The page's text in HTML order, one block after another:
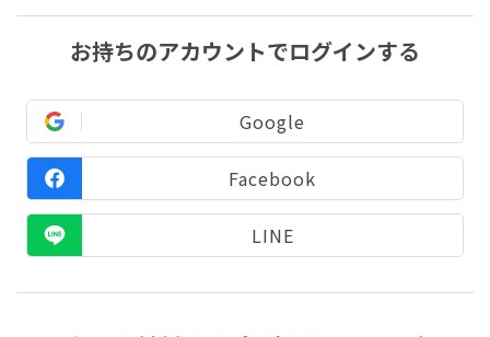
お持ちのアカウントでログインする
Google
Facebook
LINE